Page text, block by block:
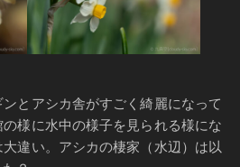
とアシカ舎がすごく綺麗になって
様に水中の様子を見られる様にな
違い。アシカの棲家（水辺）は以